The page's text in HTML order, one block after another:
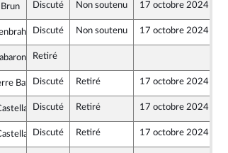
Discuté Non soutenu 17 octobre 2024
Discuté Non soutenu 17 octobre 2024
la République
Retiré
Outre-mer et Territoires
BatailleDiscuté Retiré 17 octobre 2024
Outre-mer et Territoires
Discuté Retiré 17 octobre 2024
Outre-mer et Territoires
Discuté Retiré 17 octobre 2024